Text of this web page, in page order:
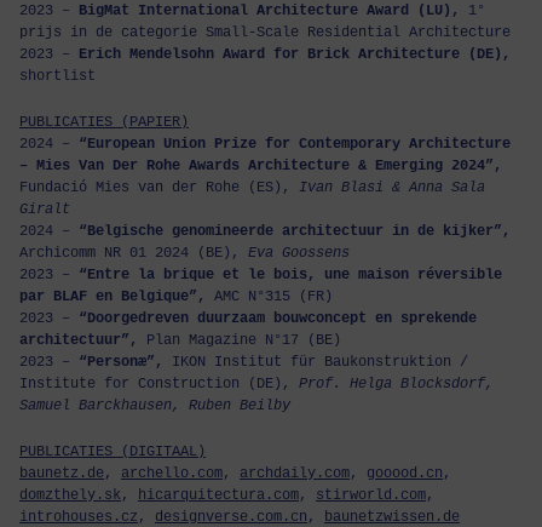
2023 – BigMat International Architecture Award (LU),
1°
prijs in de categorie Small-Scale Residential Architecture
2023 – Erich Mendelsohn Award for Brick Architecture (DE),
shortlist
PUBLICATIES (PAPIER)
2024 – “European Union Prize for Contemporary Architecture
– Mies Van Der Rohe Awards Architecture & Emerging 2024”,
Fundació Mies van der Rohe (ES), Ivan Blasi & Anna Sala
Giralt
2024 – “Belgische genomineerde architectuur in de kijker”,
Archicomm NR 01 2024 (BE), Eva Goossens
2023 – “Entre la brique et le bois, une maison réversible
par BLAF en Belgique”,
AMC N°315 (FR)
2023 – “Doorgedreven duurzaam bouwconcept en sprekende
architectuur”,
Plan Magazine N°17 (BE)
2023 – “Personæ”,
IKON Institut für Baukonstruktion /
Institute for Construction (DE), Prof. Helga Blocksdorf,
Samuel Barckhausen, Ruben Beilby
PUBLICATIES (DIGITAAL)
baunetz.de , archello.com, archdaily.com, gooood.cn ,
domzthely.sk , hicarquitectura.com, stirworld.com,
introhouses.cz , designverse.com.cn , baunetzwissen.de